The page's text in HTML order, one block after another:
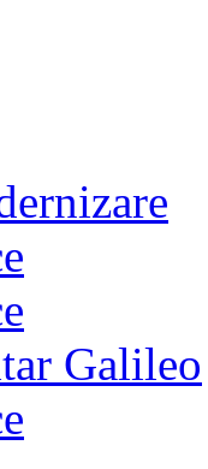
Galileo